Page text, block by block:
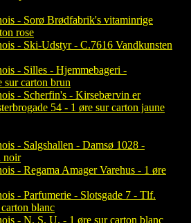
- Sorø Brødfabrik's vitaminrige
rose
- Ski-Udstyr - C.7616 Vandkunsten
- Silles - Hjemmebageri -
sur carton brun
- Scherfin's - Kirsebærvin er
54 - 1 øre sur carton jaune
- Salgshallen - Damsø 1028 -
noir
- Regama Amager Varehus - 1 øre
- Parfumerie - Slotsgade 7 - Tlf.
blanc
- N. S. U. - 1 øre sur carton blanc